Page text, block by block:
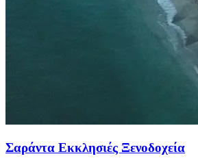
Σαράντα Εκκλησιές Ξενοδοχεία